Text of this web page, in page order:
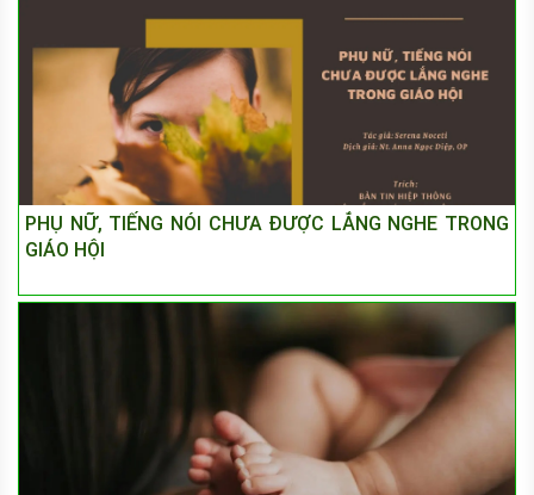
PHỤ NỮ, TIẾNG NÓI CHƯA ĐƯỢC LẮNG NGHE TRONG
GIÁO HỘI